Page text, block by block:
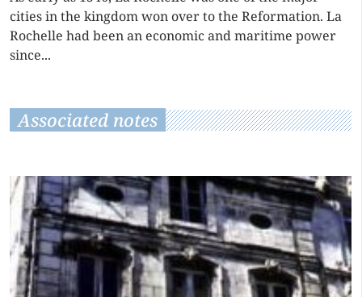
cities in the kingdom won over to the Reformation. La
Rochelle had been an economic and maritime power
since...
Associated notes